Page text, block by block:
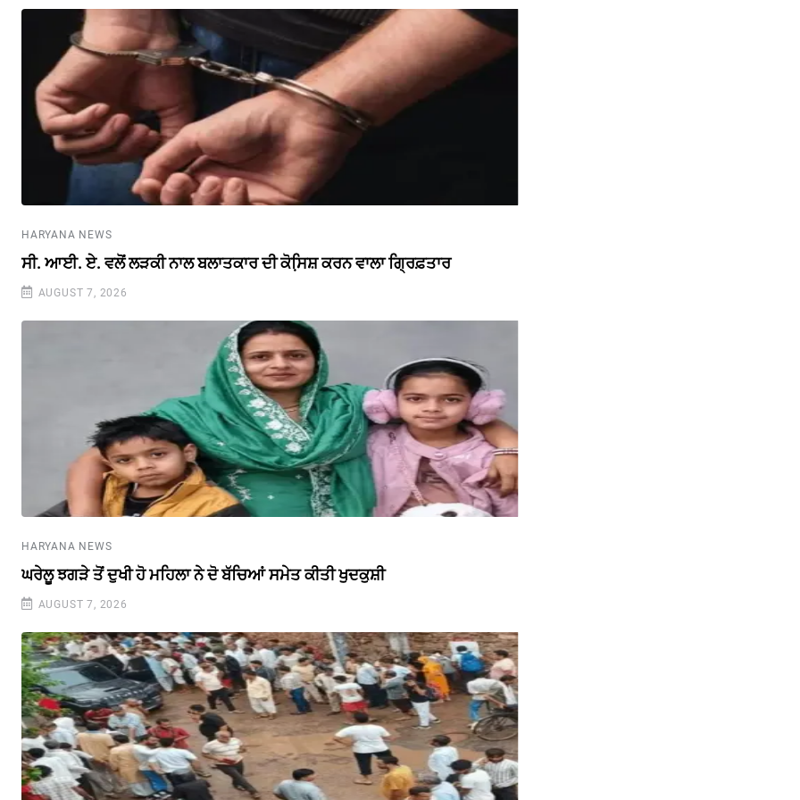
HARYANA NEWS
ਸੀ. ਆਈ. ਏ. ਵਲੋਂ ਲੜਕੀ ਨਾਲ ਬਲਾਤਕਾਰ ਦੀ ਕੋਸਿ਼ਸ਼ ਕਰਨ ਵਾਲਾ ਗ੍ਰਿਫ਼ਤਾਰ
AUGUST 7, 2026
HARYANA NEWS
ਘਰੇਲੂ ਝਗੜੇ ਤੋਂ ਦੁਖੀ ਹੋ ਮਹਿਲਾ ਨੇ ਦੋ ਬੱਚਿਆਂ ਸਮੇਤ ਕੀਤੀ ਖੁਦਕੁਸ਼ੀ
AUGUST 7, 2026